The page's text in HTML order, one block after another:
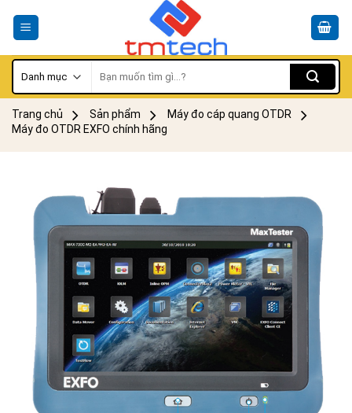
kiếm:
Trang chủ Sản phẩm
Máy đo cáp quang OTDR
Máy đo OTDR EXFO chính hãng